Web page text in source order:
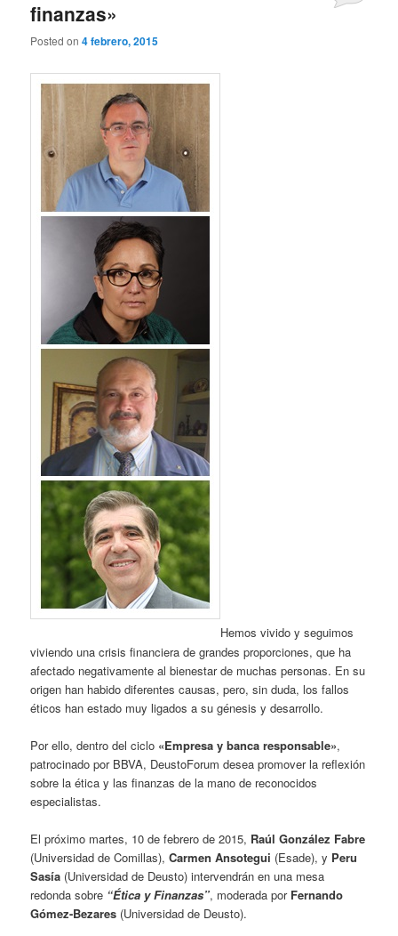
finanzas»
Posted on4 febrero, 2015
Hemos vivido y seguimos
viviendo una crisis financiera de grandes proporciones, que ha
afectado negativamente al bienestar de muchas personas. En su
origen han habido diferentes causas, pero, sin duda, los fallos
éticos han estado muy ligados a su génesis y desarrollo.
Por ello, dentro del ciclo «Empresa y banca responsable»,
patrocinado por BBVA, DeustoForum desea promover la reflexión
sobre la ética y las finanzas de la mano de reconocidos
especialistas.
El próximo martes, 10 de febrero de 2015, Raúl González Fabre
(Universidad de Comillas),Carmen Ansotegui (Esade), y Peru
Sasía (Universidad de Deusto) intervendrán en una mesa
redonda sobre “Ética y Finanzas”, moderada por Fernando
Gómez-Bezares (Universidad de Deusto).